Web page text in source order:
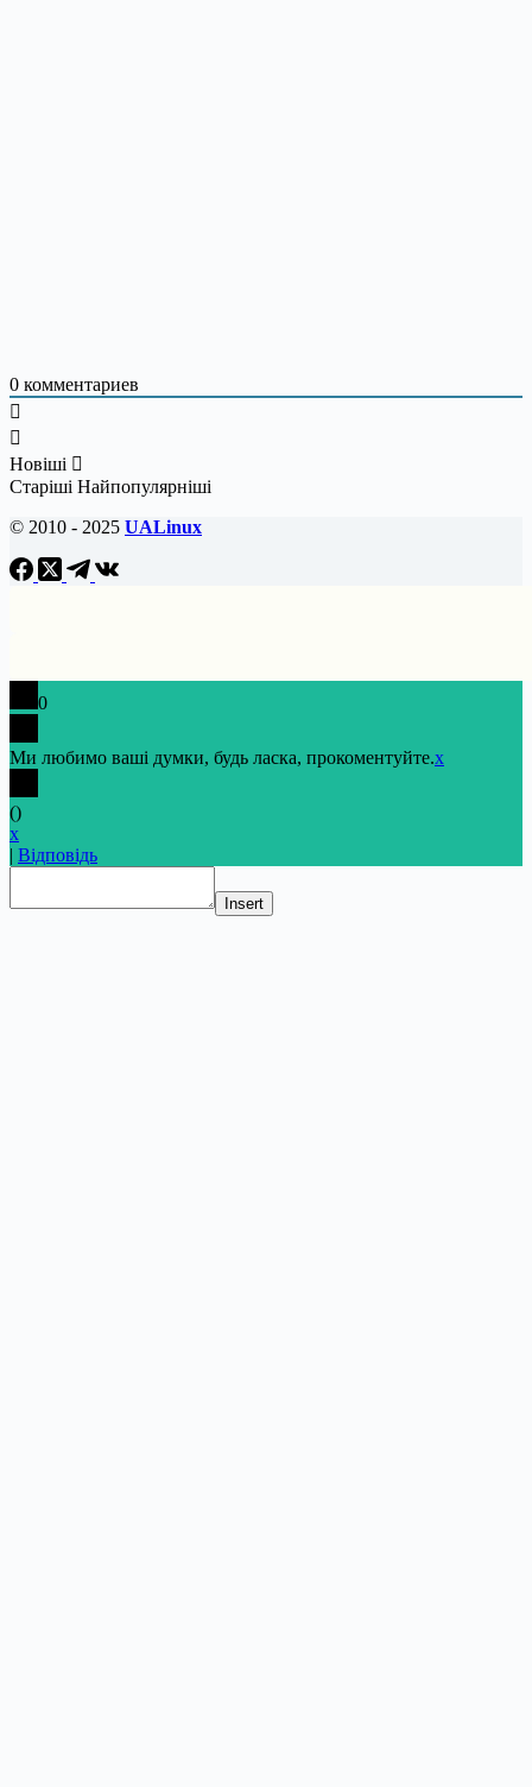
0 комментариев
Новіші
Старіші Найпопулярніші
© 2010 - 2025 UALinux
0
Ми любимо ваші думки, будь ласка, прокоментуйте.x
()
x
| Відповідь
Insert